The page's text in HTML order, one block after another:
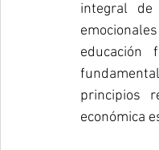
integral de
principios
económica